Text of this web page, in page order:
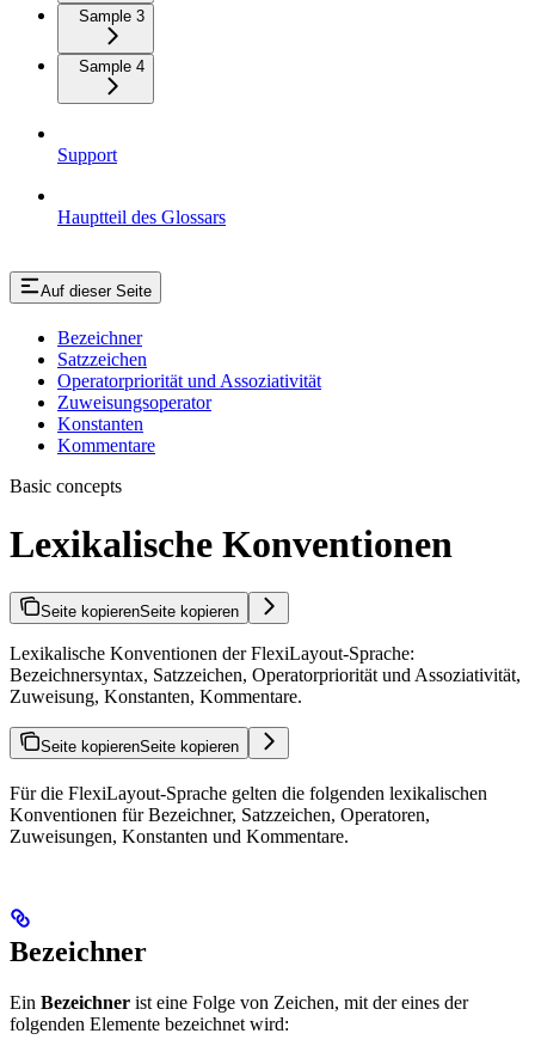
Sample 3
Sample 4
Support
Hauptteil des Glossars
Auf dieser Seite
Bezeichner
Satzzeichen
Operatorpriorität und Assoziativität
Zuweisungsoperator
Konstanten
Kommentare
Basic concepts
Lexikalische Konventionen
Seite kopierenSeite kopieren
Lexikalische Konventionen der FlexiLayout-Sprache:
Bezeichnersyntax, Satzzeichen, Operatorpriorität und Assoziativität,
Zuweisung, Konstanten, Kommentare.
Seite kopierenSeite kopieren
Für die FlexiLayout-Sprache gelten die folgenden lexikalischen
Konventionen für Bezeichner, Satzzeichen, Operatoren,
Zuweisungen, Konstanten und Kommentare.
Bezeichner
Ein Bezeichner ist eine Folge von Zeichen, mit der eines der
folgenden Elemente bezeichnet wird: